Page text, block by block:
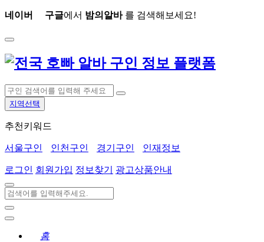
네이버 구글에서 밤의알바 를 검색해보세요!
지역선택
추천키워드
서울구인 인천구인 경기구인 인재정보
로그인 회원가입 정보찾기 광고상품안내
홈